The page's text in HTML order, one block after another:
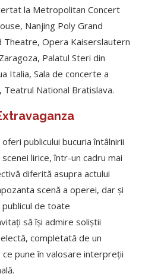
la Metropolitan Concert
Nanjing Poly Grand
Theatre, Opera Kaiserslautern
Palatul Steri din
Italia, Sala de concerte a
Teatrul National Bratislava.
publicului bucuria întâlnirii
lirice, într-un cadru mai
diferită asupra actului
scenă a operei, dar şi
de toate
să îşi admire soliştii
completată de un
pune în valosare interpreţii